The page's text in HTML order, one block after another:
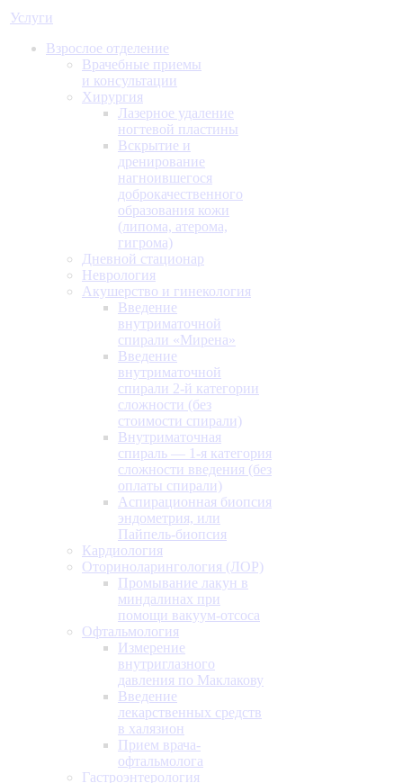
Услуги
Взрослое отделение
Врачебные приемы
и консультации
Хирургия
Лазерное удаление
ногтевой пластины
Вскрытие и
дренирование
нагноившегося
доброкачественного
образования кожи
(липома, атерома,
гигрома)
Дневной стационар
Неврология
Акушерство и гинекология
Введение
внутриматочной
спирали «Мирена»
Введение
внутриматочной
спирали 2-й категории
сложности (без
стоимости спирали)
Внутриматочная
спираль — 1-я категория
сложности введения (без
оплаты спирали)
Аспирационная биопсия
эндометрия, или
Пайпель-биопсия
Кардиология
Оториноларингология (ЛОР)
Промывание лакун в
миндалинах при
помощи вакуум-отсоса
Офтальмология
Измерение
внутриглазного
давления по Маклакову
Введение
лекарственных средств
в халязион
Прием врача-
офтальмолога
Гастроэнтерология